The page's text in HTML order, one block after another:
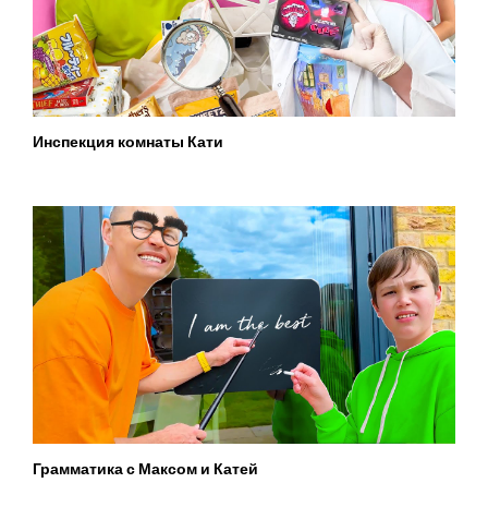
Инспекция комнаты Кати
Грамматика с Максом и Катей